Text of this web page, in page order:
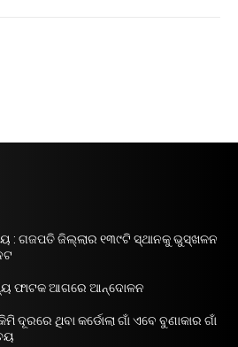
: ଗଜପତି ଜିଲ୍ଲାର ୧୩୯ଟି ସ୍ଥାନକୁ ଭୁସ୍ଖଳନ
ଫାଟକ ଆଗରେ ଆନ୍ଦୋଳନ
ଦୂରରେ ଥିବା କର୍ଡୋଲା ଗାଁ ଏବେ ବୁଣାକାର ଗାଁ